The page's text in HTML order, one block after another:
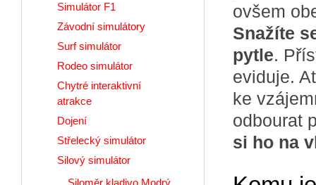
ovšem
Snažíte
pytle.
eviduje.
ke
odbourat
si ho na
Simulátor F1
Závodní simulátory
Surf simulátor
Rodeo simulátor
Chytré interaktivní
atrakce
Dojení
Střelecký simulátor
Silový simulátor
Siloměr kladivo Modrý